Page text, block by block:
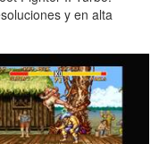
y en alta